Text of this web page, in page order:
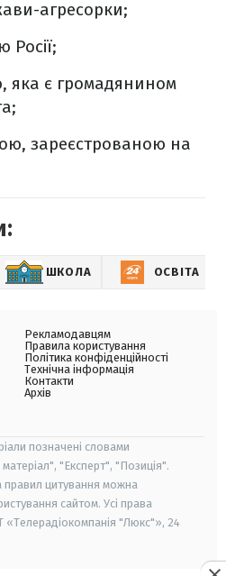
агресорки;
яка є громадянином
зареєстрованою на
ШКОЛА ОСВІТА
Рекламодавцям
Правила користування
Політика конфіденційності
Технічна інформація
Контакти
Архів
позначені словами
"Експерт", "Позиція".
цитування можна
сайтом. Усі права
"Люкс"», 24